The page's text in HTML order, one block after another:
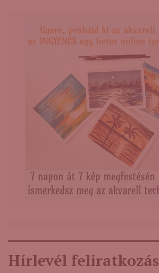
Hírlevél feliratkozás